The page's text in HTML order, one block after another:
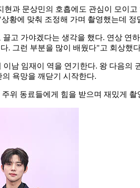
과 문상민의 호흡에도 관심이 모이
황에 맞춰 조정해 가며 촬영했는데
고 가야겠다는 생각을 했다. 연상
. 그런 부분을 많이 배웠다"고 회상했
남 임재이 역을 연기한다. 왕 다음
욕망을 깨닫기 시작한다.
위 동료들에게 힘을 받으며 재밌게